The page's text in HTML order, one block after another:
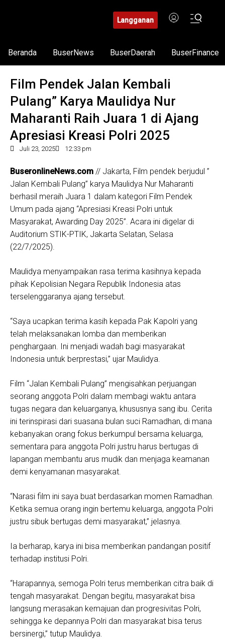
Langganan
Beranda BuserNews BuserDaerah BuserFinance
Film Pendek Jalan Kembali
Pulang” Karya Maulidya Nur
Maharanti Raih Juara 1 di Ajang
Apresiasi Kreasi Polri 2025
Juli 23, 2025 12:33 pm
BuseronlineNews.com // Jakarta, Film pendek berjudul ”
Jalan Kembali Pulang” karya Maulidya Nur Maharanti
berhasil meraih Juara 1 dalam kategori Film Pendek
Umum pada ajang “Apresiasi Kreasi Polri untuk
Masyarakat, Awarding Day 2025”. Acara ini digelar di
Auditorium STIK-PTIK, Jakarta Selatan, Selasa
(22/7/2025).
Maulidya menyampaikan rasa terima kasihnya kepada
pihak Kepolisian Negara Republik Indonesia atas
terselenggaranya ajang tersebut.
“Saya ucapkan terima kasih kepada Pak Kapolri yang
telah melaksanakan lomba dan memberikan
penghargaan. Ini menjadi wadah bagi masyarakat
Indonesia untuk berprestasi,” ujar Maulidya.
Film “Jalan Kembali Pulang” mengisahkan perjuangan
seorang anggota Polri dalam membagi waktu antara
tugas negara dan keluarganya, khususnya sang ibu. Cerita
ini terinspirasi dari suasana bulan suci Ramadhan, di mana
kebanyakan orang fokus berkumpul bersama keluarga,
sementara para anggota Polri justru harus bertugas di
lapangan membantu arus mudik dan menjaga keamanan
demi kenyamanan masyarakat.
“Narasi film ini saya buat berdasarkan momen Ramadhan.
Ketika semua orang ingin bertemu keluarga, anggota Polri
justru sibuk bertugas demi masyarakat,” jelasnya.
Ia berharap, karya ini bisa memberikan pandangan positif
terhadap institusi Polri.
“Harapannya, semoga Polri terus memberikan citra baik di
tengah masyarakat. Dengan begitu, masyarakat bisa
langsung merasakan kemajuan dan progresivitas Polri,
sehingga ke depannya Polri dan masyarakat bisa terus
bersinergi,” tutup Maulidya.